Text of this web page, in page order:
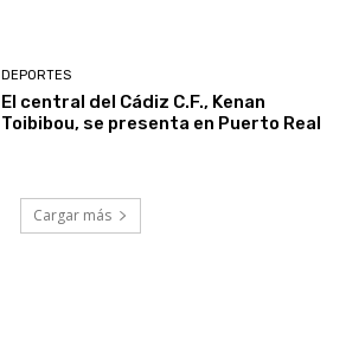
DEPORTES
El central del Cádiz C.F., Kenan
Toibibou, se presenta en Puerto Real
Cargar más